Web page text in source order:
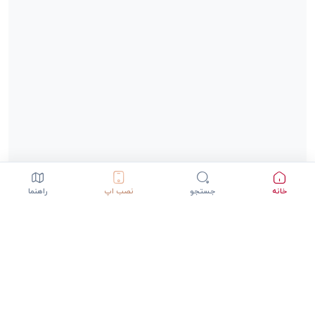
خانه جستجو نصب اپ راهنما